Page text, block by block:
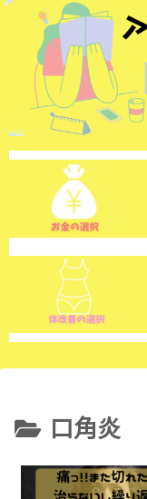
口角炎